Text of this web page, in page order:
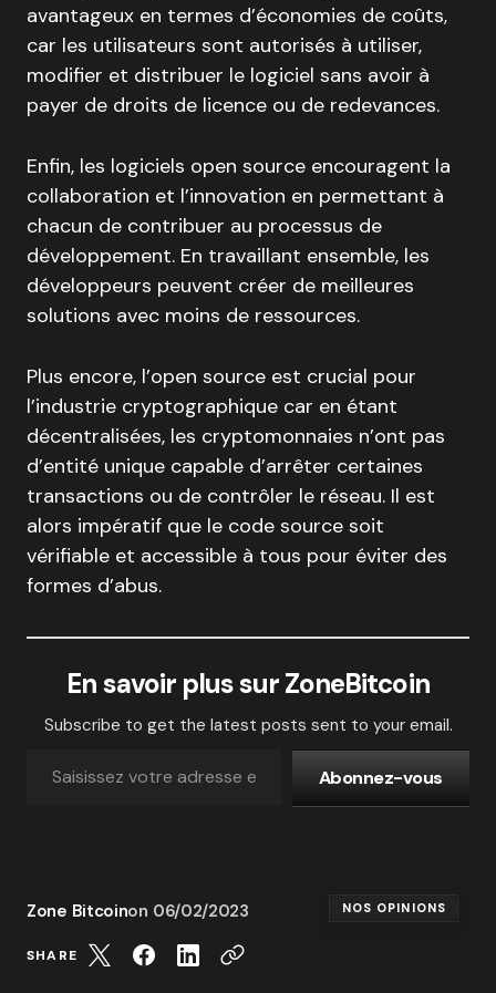
avantageux en termes d’économies de coûts,
car les utilisateurs sont autorisés à utiliser,
modifier et distribuer le logiciel sans avoir à
payer de droits de licence ou de redevances.
Enfin, les logiciels open source encouragent la
collaboration et l’innovation en permettant à
chacun de contribuer au processus de
développement. En travaillant ensemble, les
développeurs peuvent créer de meilleures
solutions avec moins de ressources.
Plus encore, l’open source est crucial pour
l’industrie cryptographique car en étant
décentralisées, les cryptomonnaies n’ont pas
d’entité unique capable d’arrêter certaines
transactions ou de contrôler le réseau. Il est
alors impératif que le code source soit
vérifiable et accessible à tous pour éviter des
formes d’abus.
En savoir plus sur ZoneBitcoin
Subscribe to get the latest posts sent to your email.
Abonnez-vous
Zone Bitcoinon 06/02/2023 NOS OPINIONS
SHARE